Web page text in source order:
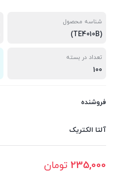
شناسه محصول
(TE4010B)
تعداد در بسته
100
فروشنده
آلتا الکتریک
235,000 تومان